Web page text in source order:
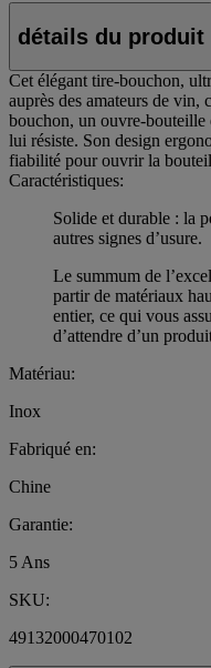
détails du produit
Cet élégant tire-bouchon,
auprès des amateurs de vin,
bouchon, un ouvre-bouteille
lui résiste. Son design
fiabilité pour ouvrir la
Caractéristiques:
Solide et durable : la
autres signes d’usure.
Le summum de
partir de matériaux
entier, ce qui vous
d’attendre d’un
Matériau:
Inox
Fabriqué en:
Chine
Garantie:
5 Ans
SKU:
49132000470102